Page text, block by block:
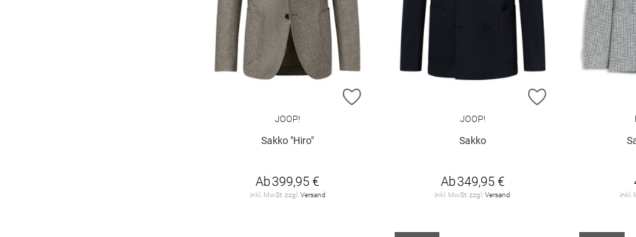
ZUR WUNSCHLISTE HINZUFÜGEN
JOOP!
Sakko "Hiro"
Ab399,95 €
inkl. MwSt. zzgl. Versand
ZUR
JOOP!
Sakko
Ab349,95 €
inkl. MwSt. zzgl.Versand inkl.